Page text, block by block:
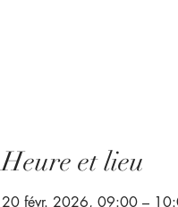
Heure et lieu
20 févr. 2026, 09:00 –